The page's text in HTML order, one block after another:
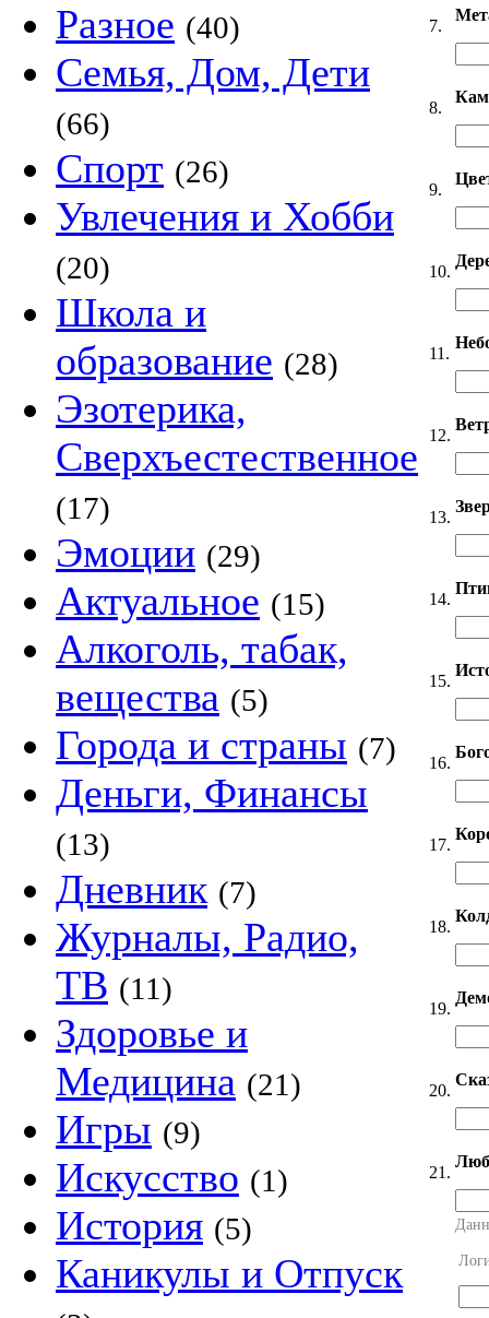
Разное (40)
Семья, Дом, Дети
(66)
Спорт (26)
Увлечения и Хобби
(20)
Школа и
образование (28)
Эзотерика,
Сверхъестественное
(17)
Эмоции (29)
Актуальное (15)
Алкоголь, табак,
вещества (5)
Города и страны (7)
Деньги, Финансы
(13)
Дневник (7)
Журналы, Радио,
ТВ (11)
Здоровье и
Медицина (21)
Игры (9)
Искусство (1)
История (5)
Каникулы и Отпуск
7.
8.
9.
10.
11.
12.
13.
14.
15.
16.
17.
18.
19.
20.
21.